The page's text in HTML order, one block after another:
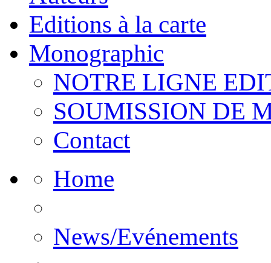
Editions à la carte
Monographic
NOTRE LIGNE
SOUMISSION DE
Contact
Home
News/Evénements